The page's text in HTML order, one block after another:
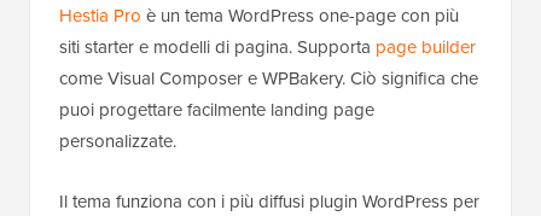
Hestia Pro è un tema WordPress one-page con più
siti starter e modelli di pagina. Supporta page builder
come Visual Composer e WPBakery. Ciò significa che
puoi progettare facilmente landing page
personalizzate.
Il tema funziona con i più diffusi plugin WordPress per